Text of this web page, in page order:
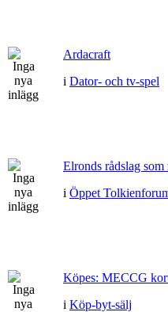
Ardacraft
i Dator- och tv-spel
Elronds rådslag som
i Öppet
Köpes: MECCG
i Köp-byt-sälj